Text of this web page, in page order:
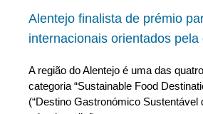
Alentejo finalista de prémio
internacionais orientados pela
A região do Alentejo é uma das
categoria “Sustainable Food
(“Destino Gastronómico Sustentável